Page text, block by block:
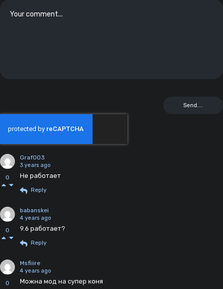
0
Graf003
3 years ago
Не работает
Reply
0
babanskei
4 years ago
9.6 работает?
Reply
0
Msfiiire
4 years ago
Можна мод на супер коня